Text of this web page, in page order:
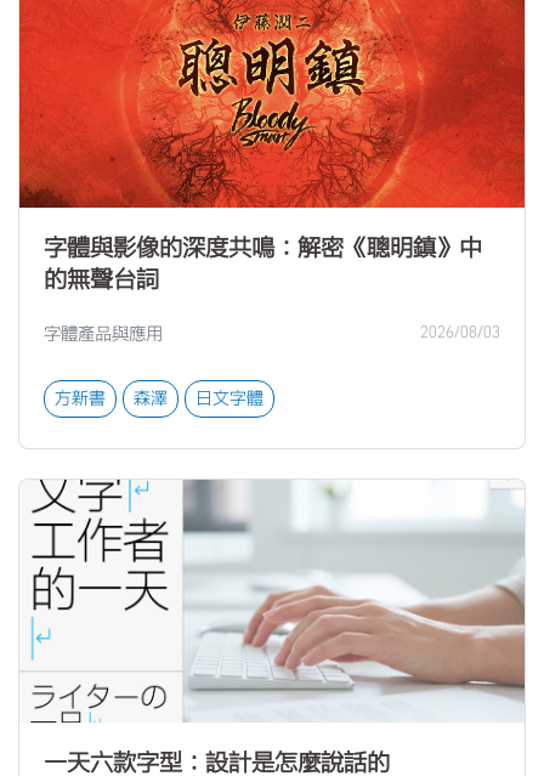
字體與影像的深度共鳴：解密《聰明鎮》中
的無聲台詞
字體產品與應用 2026/08/03
方新書 森澤 日文字體
一天六款字型：設計是怎麼說話的